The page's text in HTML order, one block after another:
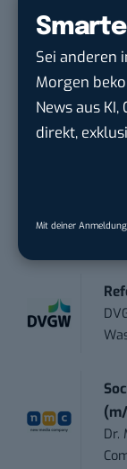
Sei anderen
Morgen
News aus
direkt,
Mit deiner
Dr.